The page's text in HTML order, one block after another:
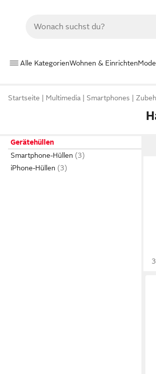
Alle KategorienWohnen & EinrichtenMode
Startseite Multimedia Smartphones
Gerätehüllen
Smartphone-Hüllen
iPhone-Hüllen